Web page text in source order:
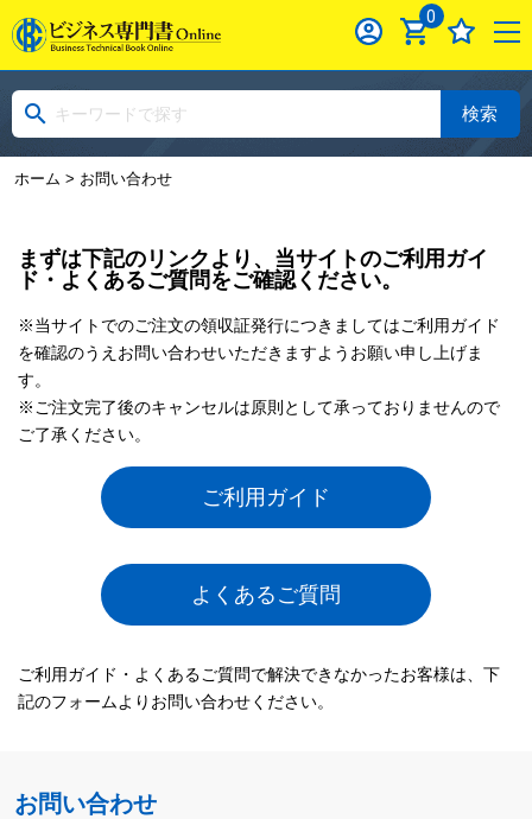
0
検索
ホーム > お問い合わせ
まずは下記のリンクより、当サイトのご利用ガイ
ド・よくあるご質問をご確認ください。
※当サイトでのご注文の領収証発行につきましてはご利用ガイド
を確認のうえお問い合わせいただきますようお願い申し上げま
す。
※ご注文完了後のキャンセルは原則として承っておりませんので
ご了承ください。
ご利用ガイド
よくあるご質問
ご利用ガイド・よくあるご質問で解決できなかったお客様は、下
記のフォームよりお問い合わせください。
お問い合わせ